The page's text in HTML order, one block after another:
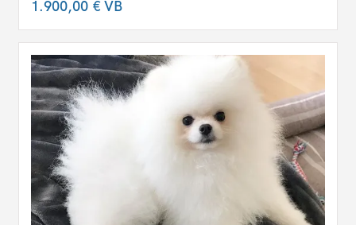
1.900,00 €VB